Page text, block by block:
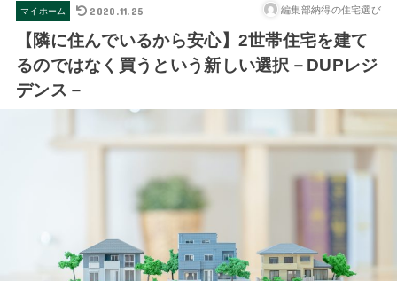
マイホーム 2020.11.25 編集部納得の住宅選び
【隣に住んでいるから安心】2世帯住宅を建て
るのではなく買うという新しい選択－DUPレジ
デンス－